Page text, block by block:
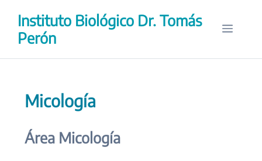
contenido
Instituto Biológico Dr. Tomás
Perón
Menú
Micología
Área Micología